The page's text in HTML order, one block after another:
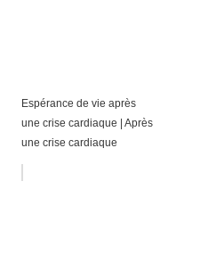
Espérance de vie après
une crise cardiaque | Après
une crise cardiaque